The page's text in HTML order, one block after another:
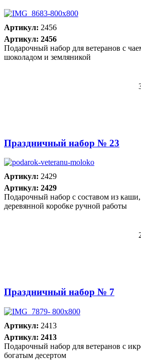
Артикул: 2456
Артикул: 2456
Подарочный набор для ветеранов с
шоколадом и земляникой
Праздничный набор № 23
Артикул: 2429
Артикул: 2429
Подарочный набор с составом из каши,
деревянной коробке ручной работы
Праздничный набор № 7
Артикул: 2413
Артикул: 2413
Подарочный набор для ветеранов с
богатым десертом